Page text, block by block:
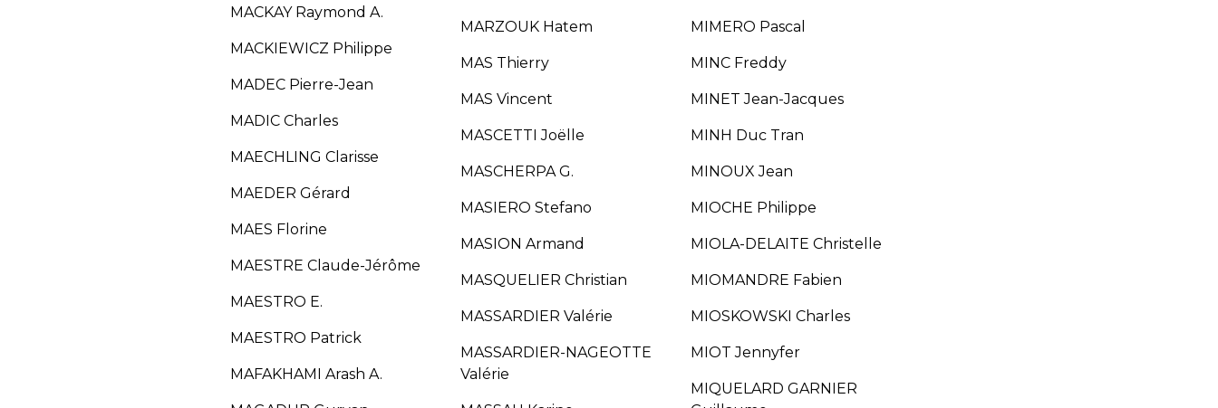
MACKAY Raymond A.
MACKIEWICZ Philippe
MADEC Pierre-Jean
MADIC Charles
MAECHLING Clarisse
MAEDER Gérard
MAES Florine
MAESTRE Claude-Jérôme
MAESTRO E.
MAESTRO Patrick
MAFAKHAMI Arash A.
MARZOUK Hatem
MAS Thierry
MAS Vincent
MASCETTI Joëlle
MASCHERPA G.
MASIERO Stefano
MASION Armand
MASQUELIER Christian
MASSARDIER Valérie
MASSARDIER-NAGEOTTE
Valérie
MIMERO Pascal
MINC Freddy
MINET Jean-Jacques
MINH Duc Tran
MINOUX Jean
MIOCHE Philippe
MIOLA-DELAITE Christelle
MIOMANDRE Fabien
MIOSKOWSKI Charles
MIOT Jennyfer
MIQUELARD GARNIER